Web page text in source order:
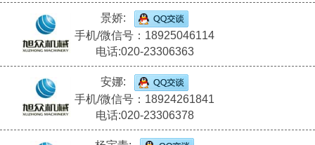
景娇:
手机/微信号：18925046114
电话:020-23306363
安娜:
手机/微信号：18924261841
电话:020-23306378